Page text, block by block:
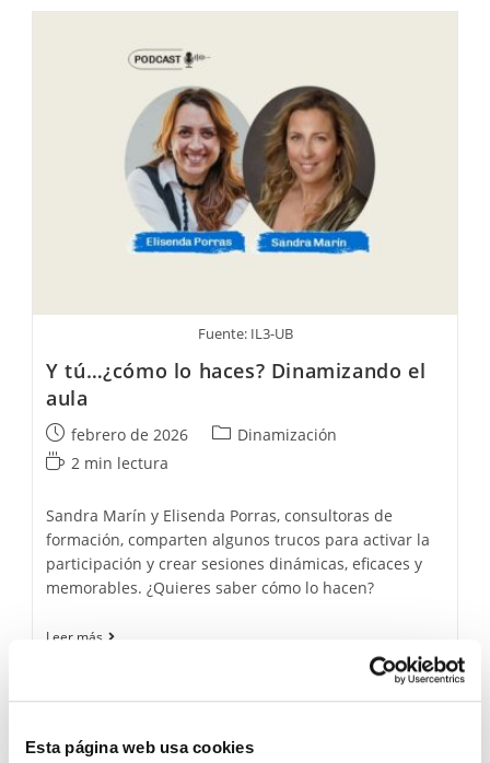
Esta página web usa cookies
ideas
buenas
prácticas
para
docencia
presencial
Fuente: IL3-UB
Y tú…¿cómo lo haces? Dinamizando el
aula
Publicación
de
febrero de 2026
Categoría
Dinamización
Tiempo
lectura:
2 min lectura
Sandra Marín y Elisenda Porras, consultoras de
formación, comparten algunos trucos para activar la
participación y crear sesiones dinámicas, eficaces y
memorables. ¿Quieres saber cómo lo hacen?
Leer más Y
haces?
el